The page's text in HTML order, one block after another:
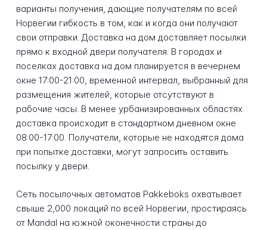
варианты получения, дающие получателям по всей
Норвегии гибкость в том, как и когда они получают
свои отправки. Доставка на дом доставляет посылки
прямо к входной двери получателя. В городах и
поселках доставка на дом планируется в вечернем
окне 17:00-21:00, временной интервал, выбранный для
размещения жителей, которые отсутствуют в
рабочие часы. В менее урбанизированных областях
доставка происходит в стандартном дневном окне
08:00-17:00. Получатели, которые не находятся дома
при попытке доставки, могут запросить оставить
посылку у двери.
Сеть посылочных автоматов Pakkeboks охватывает
свыше 2,000 локаций по всей Норвегии, простираясь
от Mandal на южной оконечности страны до